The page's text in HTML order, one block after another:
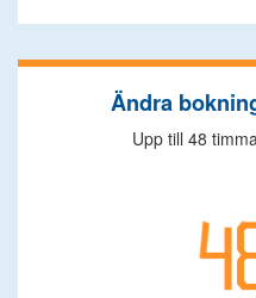
Ändra
Upp till 48